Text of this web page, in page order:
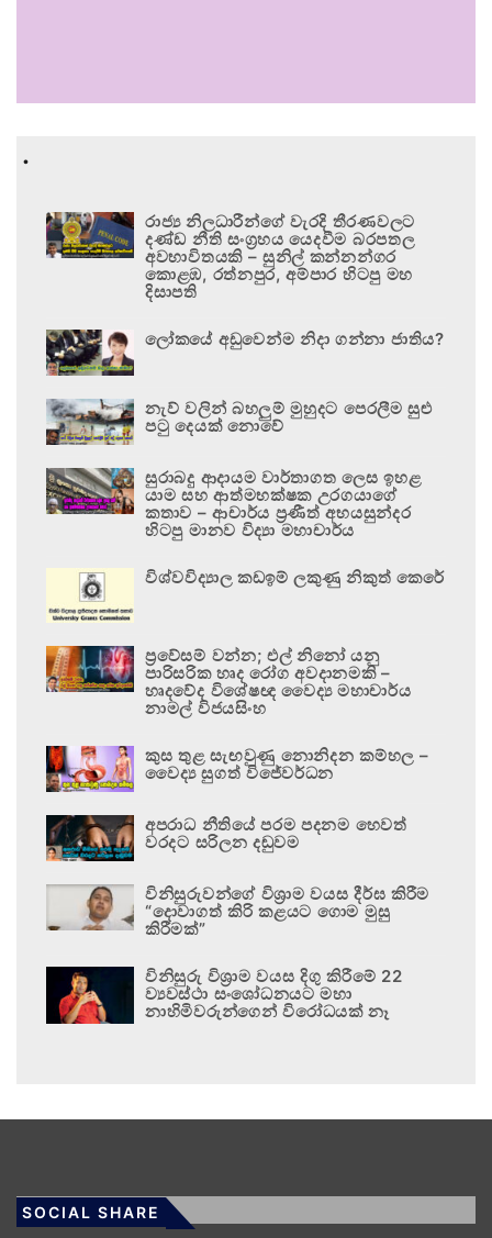
.
රාජ්‍ය නිලධාරීන්ගේ වැරදි තීරණවලට
දණ්ඩ නීති සංග්‍රහය යෙදවීම බරපතල
අවභාවිතයකි – සුනිල් කන්නන්ගර
කොළඹ, රත්නපුර, අම්පාර හිටපු මහ
දිසාපති
ලෝකයේ අඩුවෙන්ම නිදා ගන්නා ජාතිය?
නැව් වලින් බහලුම් මුහුදට පෙරලීම සුළු
පටු දෙයක් නොවේ
සුරාබදු ආදායම වාර්තාගත ලෙස ඉහළ
යාම සහ ආත්මභක්ෂක උරගයාගේ
කතාව – ආචාර්ය ප්‍රණීත් අභයසුන්දර
හිටපු මානව විද්‍යා මහාචාර්ය
විශ්වවිද්‍යාල කඩඉම් ලකුණු නිකුත් කෙරේ
ප්‍රවේසම් වන්න; එල් නිනෝ යනු
පාරිසරික හෘද රෝග අවදානමකි –
හෘදවේද විශේෂඥ වෛද්‍ය මහාචාර්ය
නාමල් විජයසිංහ
කුස තුළ සැඟවුණු නොනිදන කම්හල –
වෛද්‍ය සුගත් විජේවර්ධන
අපරාධ නීතියේ පරම පදනම හෙවත්
වරදට සරිලන දඬුවම
විනිසුරුවන්ගේ විශ්‍රාම වයස දීර්ඝ කිරීම
“දොවාගත් කිරි කළයට ගොම මුසු
කිරීමක්”
විනිසුරු විශ්‍රාම වයස දිගු කිරීමේ 22
ව්‍යවස්ථා සංශෝධනයට මහා
නාහිමිවරුන්ගෙන් විරෝධයක් නෑ
SOCIAL SHARE